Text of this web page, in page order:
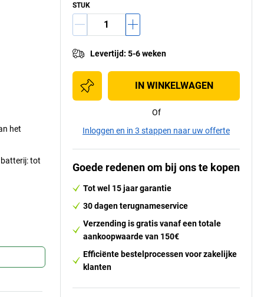
het
tot
STUK
Levertijd: 5-6 weken
IN WINKELWAGEN
Of
Inloggen en in 3 stappen naar uw offerte
Goede redenen om bij ons te kopen
Tot wel 15 jaar garantie
30 dagen terugnameservice
Verzending is gratis vanaf een totale
aankoopwaarde van 150€
Efficiënte bestelprocessen voor zakelijke
klanten